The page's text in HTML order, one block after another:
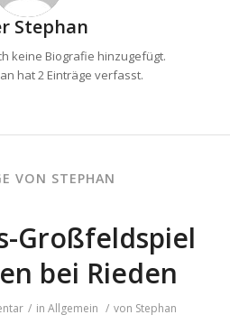
Stephan
keine Biografie hinzugefügt.
hat 2 Einträge verfasst.
VON STEPHAN
Großfeldspiel
bei Rieden
/ inAllgemein / von Stephan